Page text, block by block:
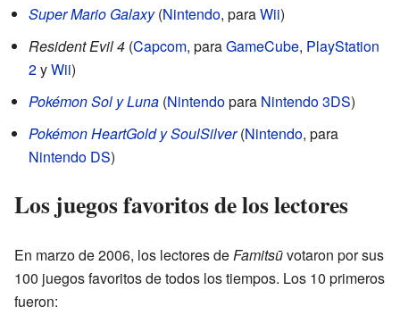
Super Mario Galaxy(Nintendo, paraWii)
Resident Evil 4 (Capcom, paraGameCube, PlayStation
2yWii)
Pokémon Sol y Luna (Nintendopara Nintendo 3DS)
Pokémon HeartGold y SoulSilver(Nintendo, para
Nintendo DS)
Los juegos favoritos de los lectores
En marzo de 2006, los lectores deFamitsūvotaron por sus
100 juegos favoritos de todos los tiempos. Los 10 primeros
fueron: